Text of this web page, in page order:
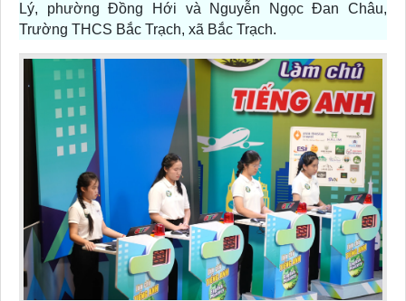
Lý, phường Đồng Hới và Nguyễn Ngọc Đan Châu,
Trường THCS Bắc Trạch, xã Bắc Trạch.